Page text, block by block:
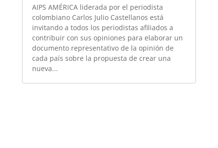
AIPS AMÉRICA liderada por el periodista
colombiano Carlos Julio Castellanos está
invitando a todos los periodistas afiliados a
contribuir con sus opiniones para elaborar un
documento representativo de la opinión de
cada país sobre la propuesta de crear una
nueva...